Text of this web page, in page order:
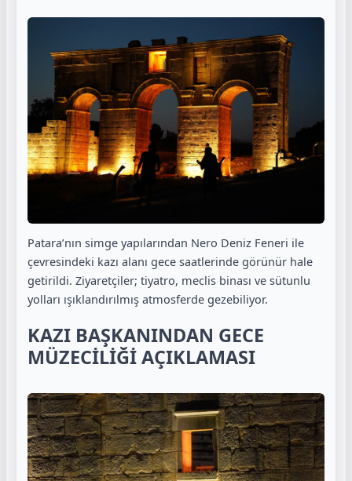
Patara’nın simge yapılarından Nero Deniz Feneri ile
çevresindeki kazı alanı gece saatlerinde görünür hale
getirildi. Ziyaretçiler; tiyatro, meclis binası ve sütunlu
yolları ışıklandırılmış atmosferde gezebiliyor.
KAZI BAŞKANINDAN GECE
MÜZECİLİĞİ AÇIKLAMASI